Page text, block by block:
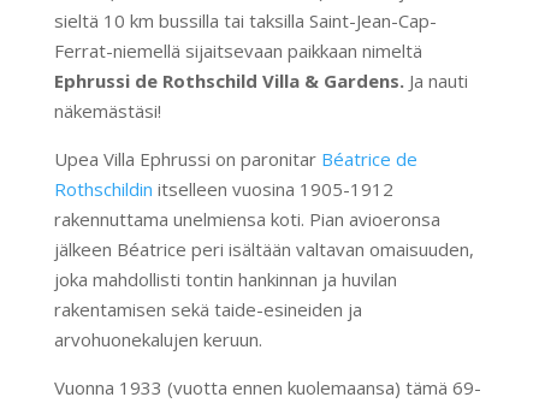
sieltä 10 km bussilla tai taksilla Saint-Jean-Cap-
Ferrat-niemellä sijaitsevaan paikkaan nimeltä
Ephrussi de Rothschild Villa & Gardens. Ja nauti
näkemästäsi!
Upea Villa Ephrussi on paronitar Béatrice de
Rothschildin itselleen vuosina 1905-1912
rakennuttama unelmiensa koti. Pian avioeronsa
jälkeen Béatrice peri isältään valtavan omaisuuden,
joka mahdollisti tontin hankinnan ja huvilan
rakentamisen sekä taide-esineiden ja
arvohuonekalujen keruun.
Vuonna 1933 (vuotta ennen kuolemaansa) tämä 69-